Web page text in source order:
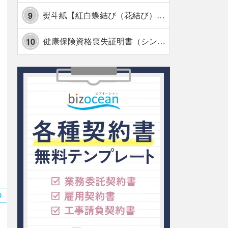
9 熨斗紙【紅白蝶結び（花結び）・水引7本】・Excel
10 健康保険資格喪失証明書（シンプル表形式版）・Excel【見本付き】